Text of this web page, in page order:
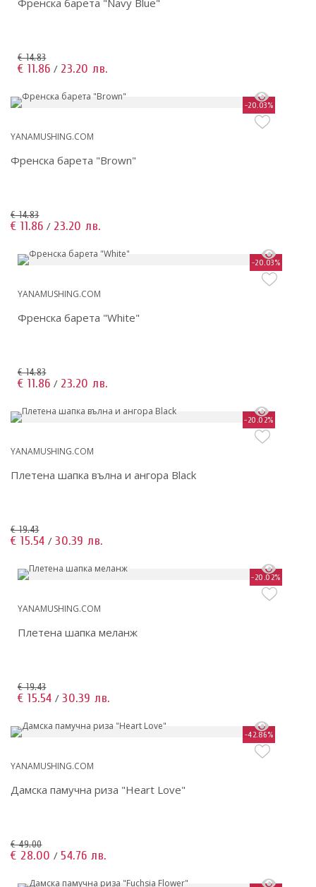
Френска барета "Navy Blue"
€ 14.83
€ 11.86 / 23.20 лв.
-20.03%
YANAMUSHING.COM
Френска барета "Brown"
€ 14.83
€ 11.86 / 23.20 лв.
-20.03%
YANAMUSHING.COM
Френска барета "White"
€ 14.83
€ 11.86 / 23.20 лв.
-20.02%
YANAMUSHING.COM
Плетена шапка вълна и ангора Black
€ 19.43
€ 15.54 / 30.39 лв.
-20.02%
YANAMUSHING.COM
Плетена шапка меланж
€ 19.43
€ 15.54 / 30.39 лв.
-42.86%
YANAMUSHING.COM
Дамска памучна риза "Heart Love"
€ 49.00
€ 28.00 / 54.76 лв.